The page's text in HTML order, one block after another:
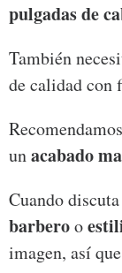
pulgadas de
También
de calidad con
unacabado
Cuando
barberoo
imagen, así